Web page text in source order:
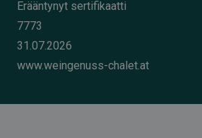
Erääntynyt sertifikaatti
7773
31.07.2026
www.weingenuss-chalet.at